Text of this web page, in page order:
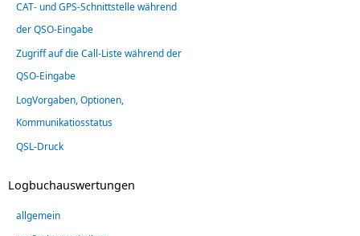
CAT- und GPS-Schnittstelle während
der QSO-Eingabe
Zugriff auf die Call-Liste während der
QSO-Eingabe
LogVorgaben, Optionen,
Kommunikatiosstatus
QSL-Druck
Logbuchauswertungen
allgemein